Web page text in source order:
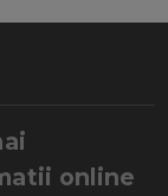
online